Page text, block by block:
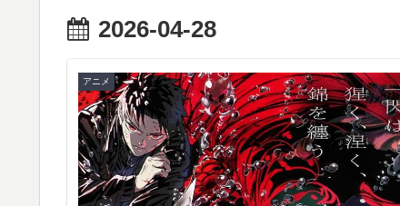
2026-04-28
アニメ